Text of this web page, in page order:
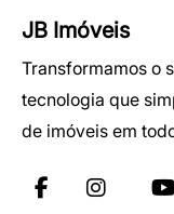
JB Imóveis
Transformamos o
tecnologia que
de imóveis em